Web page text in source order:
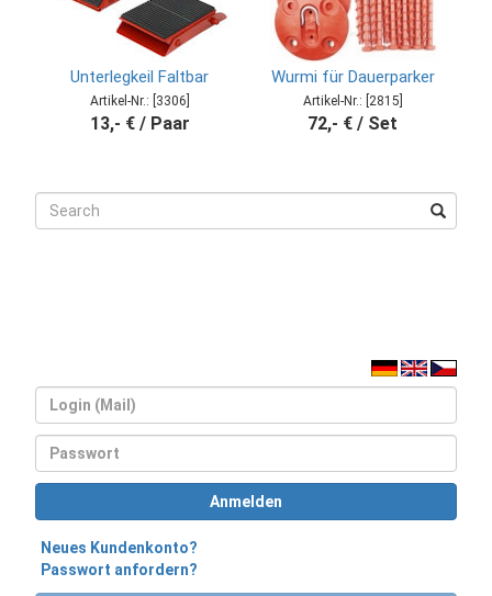
Unterlegkeil Faltbar
Artikel-Nr.: [3306]
13,- € / Paar
Wurmi für Dauerparker
Artikel-Nr.: [2815]
72,- € / Set
Login
Passwort
Anmelden
Neues Kundenkonto?
Passwort anfordern?